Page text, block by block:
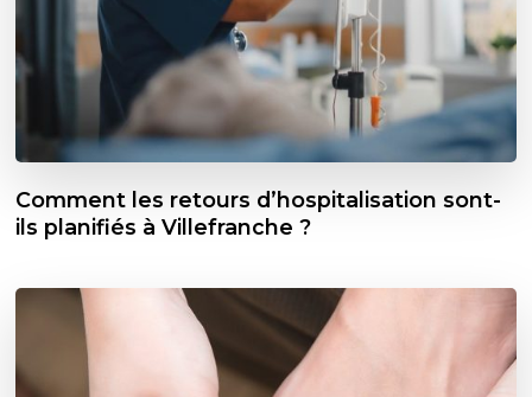
Comment les retours d’hospitalisation sont-
ils planifiés à Villefranche ?